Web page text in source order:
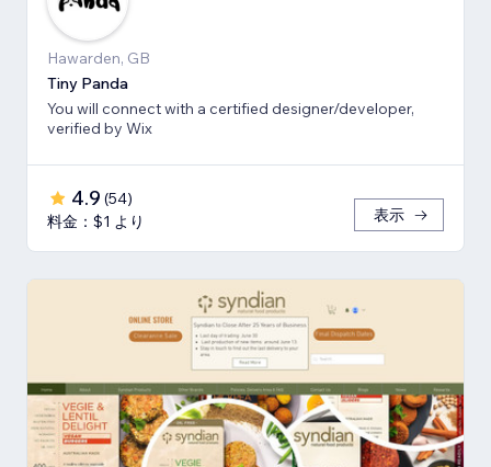
Hawarden, GB
Tiny Panda
You will connect with a certified designer/developer,
verified by Wix
4.9 (54)
料金：$1 より
表示